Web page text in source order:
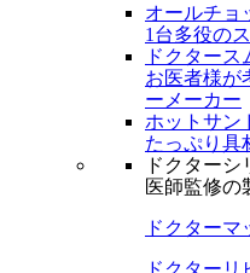
オールチョ
1台多役の
ドクタース
お医者様が
ーメーカー
ホットサン
たっぷり具
ドクターシ
医師監修の
ドクターマ
ドクターリ